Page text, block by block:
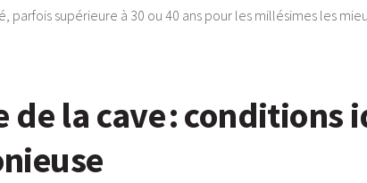
supérieure à 30 ou 40 ans pour les millésimes les
de la cave : conditions